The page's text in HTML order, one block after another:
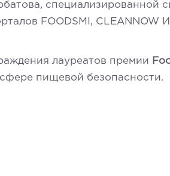
специализированной
FOODSMI, CLEANNOW И
лауреатов премии
пищевой безопасности.